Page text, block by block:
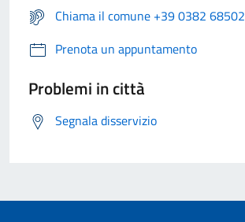
Chiama il comune +39 0382 68502
Prenota un appuntamento
Problemi in città
Segnala disservizio